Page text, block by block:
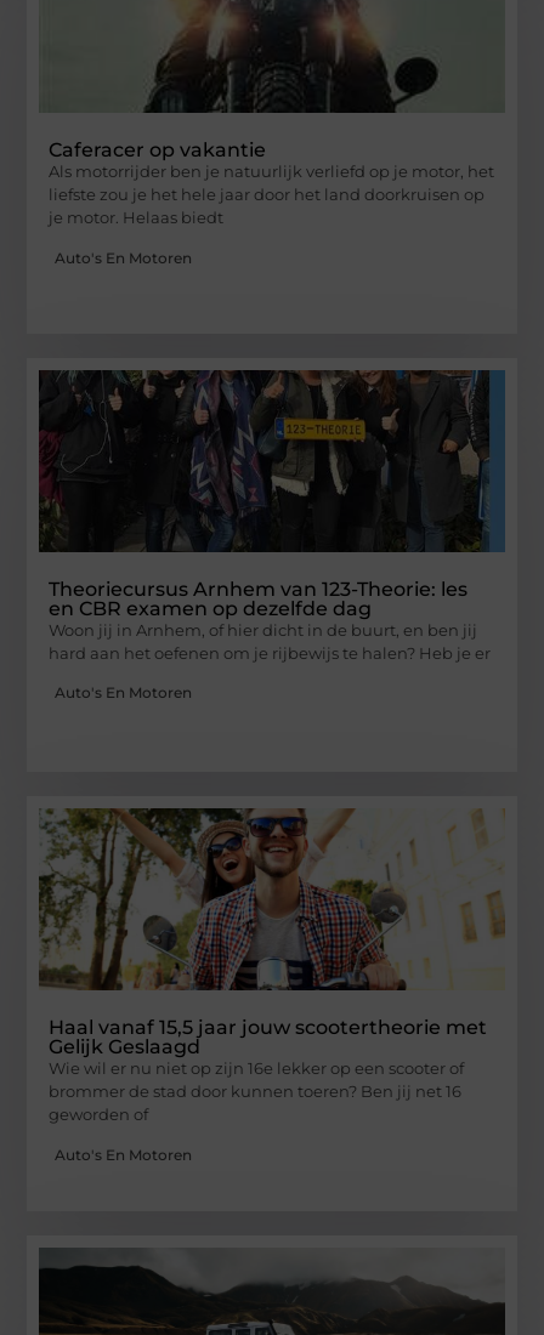
Caferacer op vakantie
Als motorrijder ben je natuurlijk verliefd op je motor, het
liefste zou je het hele jaar door het land doorkruisen op
je motor. Helaas biedt
Auto's En Motoren
Theoriecursus Arnhem van 123-Theorie: les
en CBR examen op dezelfde dag
Woon jij in Arnhem, of hier dicht in de buurt, en ben jij
hard aan het oefenen om je rijbewijs te halen? Heb je er
Auto's En Motoren
Haal vanaf 15,5 jaar jouw scootertheorie met
Gelijk Geslaagd
Wie wil er nu niet op zijn 16e lekker op een scooter of
brommer de stad door kunnen toeren? Ben jij net 16
geworden of
Auto's En Motoren